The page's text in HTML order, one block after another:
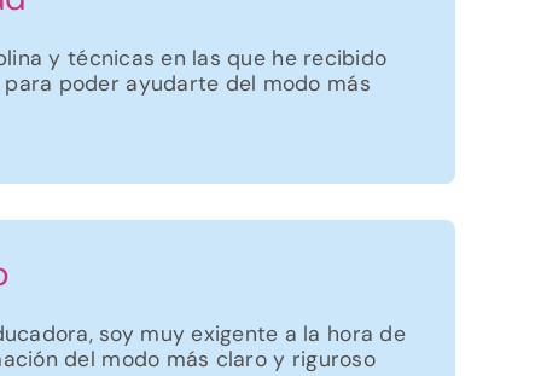
y técnicas en las que he recibido
poder ayudarte del modo más
soy muy exigente a la hora de
del modo más claro y riguroso